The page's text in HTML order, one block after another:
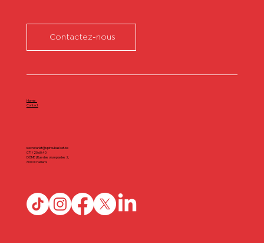
Contactez-nous
secretariat@spiroubasket.be
071/20.60.40
DÔME | Rue des olympiades 2,
6000 Charleroi
Home
Contact